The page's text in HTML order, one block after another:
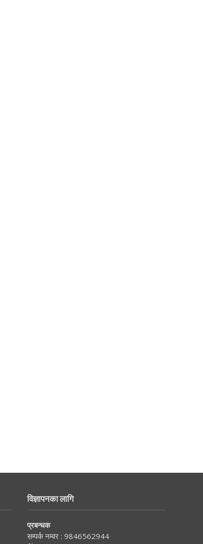
विज्ञापनका लागि
प्रबन्धक
सम्पर्क नम्वर : 9846562944